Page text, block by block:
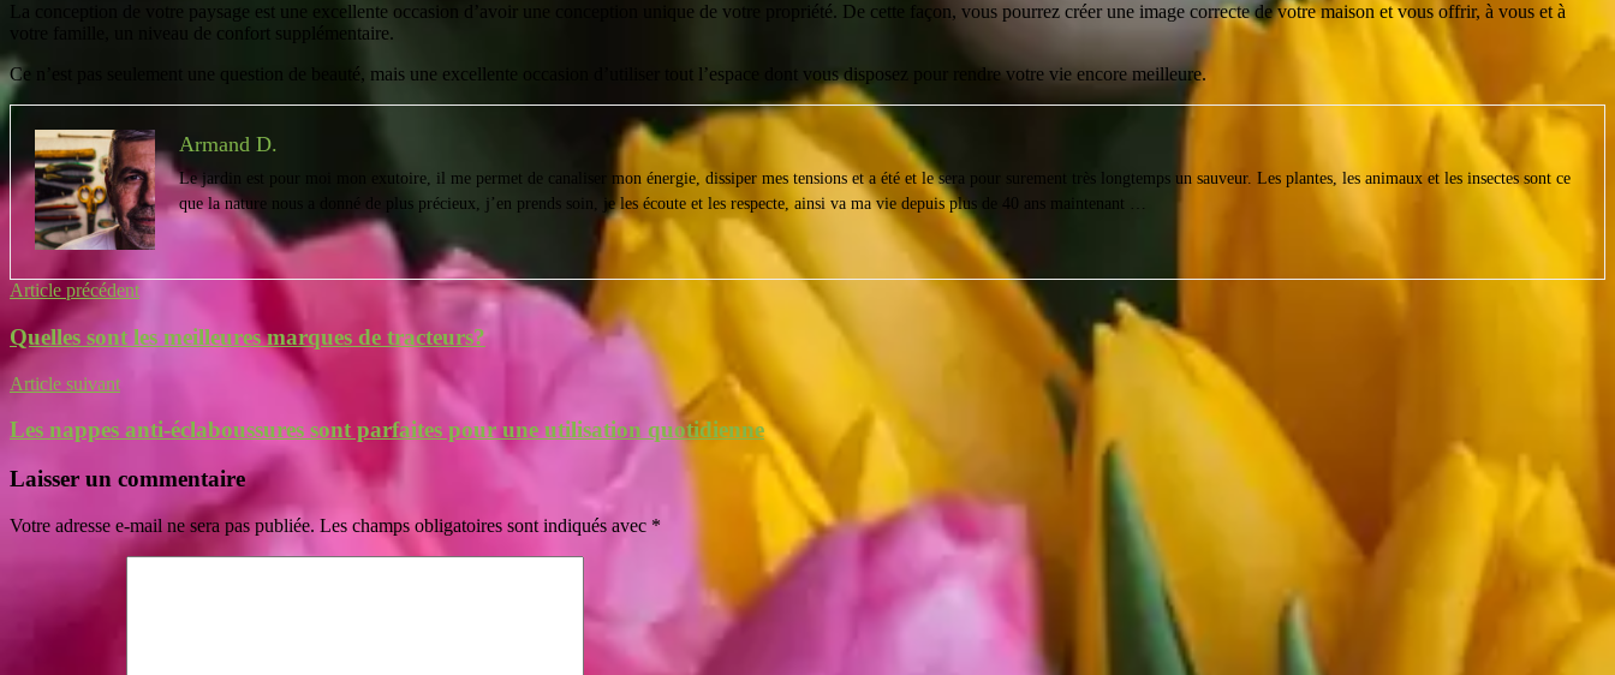
La conception de votre paysage est une excellente occasion d’avoir une conception unique de votre propriété. De cette façon, vous pourrez créer une image correcte de votre maison et vous offrir, à vous et à
votre famille, un niveau de confort supplémentaire.
Ce n’est pas seulement une question de beauté, mais une excellente occasion d’utiliser tout l’espace dont vous disposez pour rendre votre vie encore meilleure.
Armand D.
Le jardin est pour moi mon exutoire, il me permet de canaliser mon énergie, dissiper mes tensions et a été et le sera pour surement très longtemps un sauveur. Les plantes, les animaux et les insectes sont ce
que la nature nous a donné de plus précieux, j’en prends soin, je les écoute et les respecte, ainsi va ma vie depuis plus de 40 ans maintenant …
Navigation
de
l’article
Article précédent
Quelles sont les meilleures marques de tracteurs?
Article suivant
Les nappes anti-éclaboussures sont parfaites pour une utilisation quotidienne
Laisser un commentaire
Votre adresse e-mail ne sera pas publiée. Les champs obligatoires sont indiqués avec *